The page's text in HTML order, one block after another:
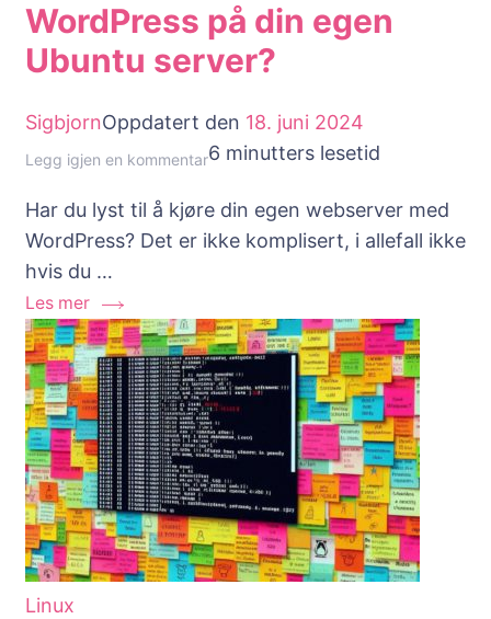
WordPress på din egen
Ubuntu server?
SigbjornOppdatert den 18. juni 2024
Legg igjen en kommentartil
installere
WordPress
egen
Ubuntu
server?
6 minutters lesetid
Har du lyst til å kjøre din egen webserver med
WordPress? Det er ikke komplisert, i allefall ikke
hvis du …
Les mer
Linux